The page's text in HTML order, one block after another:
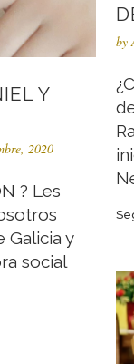
Y
2020
? Les
Galicia y
social
by